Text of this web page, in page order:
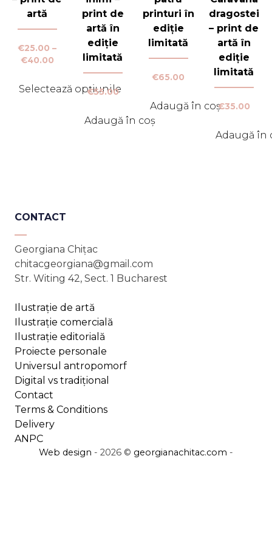
artă
€25.00 –
€40.00Interval
prețuri:
€25.00
Selectează opțiunile
fi
în
pagina
produsului.
print de
artă în
ediție
limitată
€55.00
Adaugă în coș
printuri în
ediție
limitată
€65.00
Adaugă în coș
dragostei
– print de
artă în
ediție
limitată
€35.00
Adaugă în
CONTACT
Georgiana Chițac
chitacgeorgiana@gmail.com
Str. Witing 42, Sect. 1 Bucharest
Ilustrație de artă
Ilustrație comercială
Ilustrație editorială
Proiecte personale
Universul antropomorf
Digital vs tradițional
Contact
Terms & Conditions
Delivery
ANPC
Web design - 2026 © georgianachitac.com -